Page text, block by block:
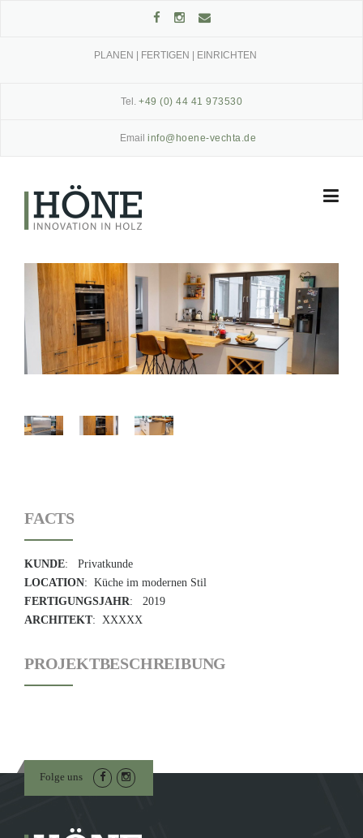
PLANEN | FERTIGEN | EINRICHTEN
Tel. +49 (0) 44 41 973530
Email info@hoene-vechta.de
FACTS
KUNDE: Privatkunde
LOCATION: Küche im modernen Stil
FERTIGUNGSJAHR: 2019
ARCHITEKT: XXXXX
PROJEKTBESCHREIBUNG
Folge uns